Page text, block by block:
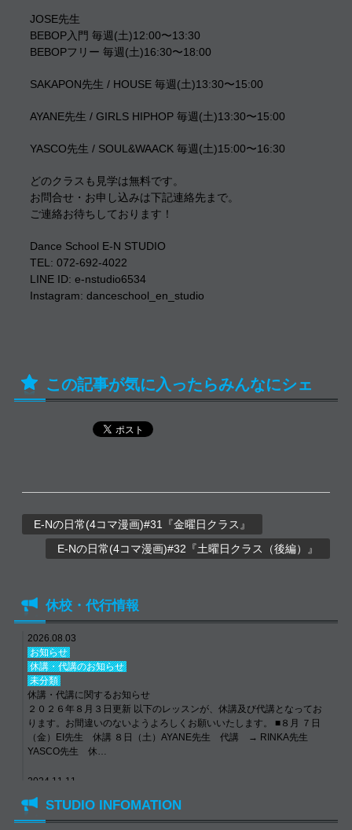
JOSE先生
BEBOP入門 毎週(土)12:00〜13:30
BEBOPフリー 毎週(土)16:30〜18:00
SAKAPON先生 / HOUSE 毎週(土)13:30〜15:00
AYANE先生 / GIRLS HIPHOP 毎週(土)13:30〜15:00
YASCO先生 / SOUL&WAACK 毎週(土)15:00〜16:30
どのクラスも見学は無料です。
お問合せ・お申し込みは下記連絡先まで。
ご連絡お待ちしております！
Dance School E-N STUDIO
TEL: 072-692-4022
LINE ID: e-nstudio6534
Instagram: danceschool_en_studio
この記事が気に入ったらみんなにシェ
E-Nの日常(4コマ漫画)#31『金曜日クラス』
E-Nの日常(4コマ漫画)#32『土曜日クラス（後編）』
休校・代行情報
2026.08.03
お知らせ
休講・代講のお知らせ
未分類
休講・代講に関するお知らせ
２０２６年８月３日更新 以下のレッスンが、休講及び代講となってお
ります。お間違いのないようよろしくお願いいたします。 ■８月 ７日
（金）EI先生 休講 ８日（土）AYANE先生 代講 → RINKA先生
YASCO先生 休…
2024.11.11
お知らせ
休講・代講のお知らせ
未分類
STUDIO INFOMATION